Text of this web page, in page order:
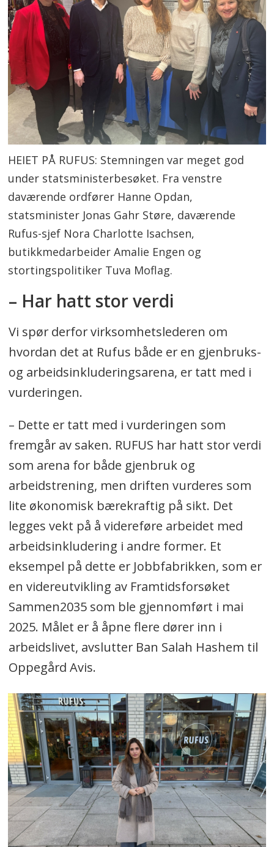
HEIET PÅ RUFUS: Stemningen var meget god
under statsministerbesøket. Fra venstre
daværende ordfører Hanne Opdan,
statsminister Jonas Gahr Støre, daværende
Rufus-sjef Nora Charlotte Isachsen,
butikkmedarbeider Amalie Engen og
stortingspolitiker Tuva Moflag.
– Har hatt stor verdi
Vi spør derfor virksomhetslederen om
hvordan det at Rufus både er en gjenbruks-
og arbeidsinkluderingsarena, er tatt med i
vurderingen.
– Dette er tatt med i vurderingen som
fremgår av saken. RUFUS har hatt stor verdi
som arena for både gjenbruk og
arbeidstrening, men driften vurderes som
lite økonomisk bærekraftig på sikt. Det
legges vekt på å videreføre arbeidet med
arbeidsinkludering i andre former. Et
eksempel på dette er Jobbfabrikken, som er
en videreutvikling av Framtidsforsøket
Sammen2035 som ble gjennomført i mai
2025. Målet er å åpne flere dører inn i
arbeidslivet, avslutter Ban Salah Hashem til
Oppegård Avis.